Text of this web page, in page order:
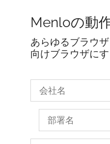
Menloの動
あらゆるブラウ
向けブラウザに